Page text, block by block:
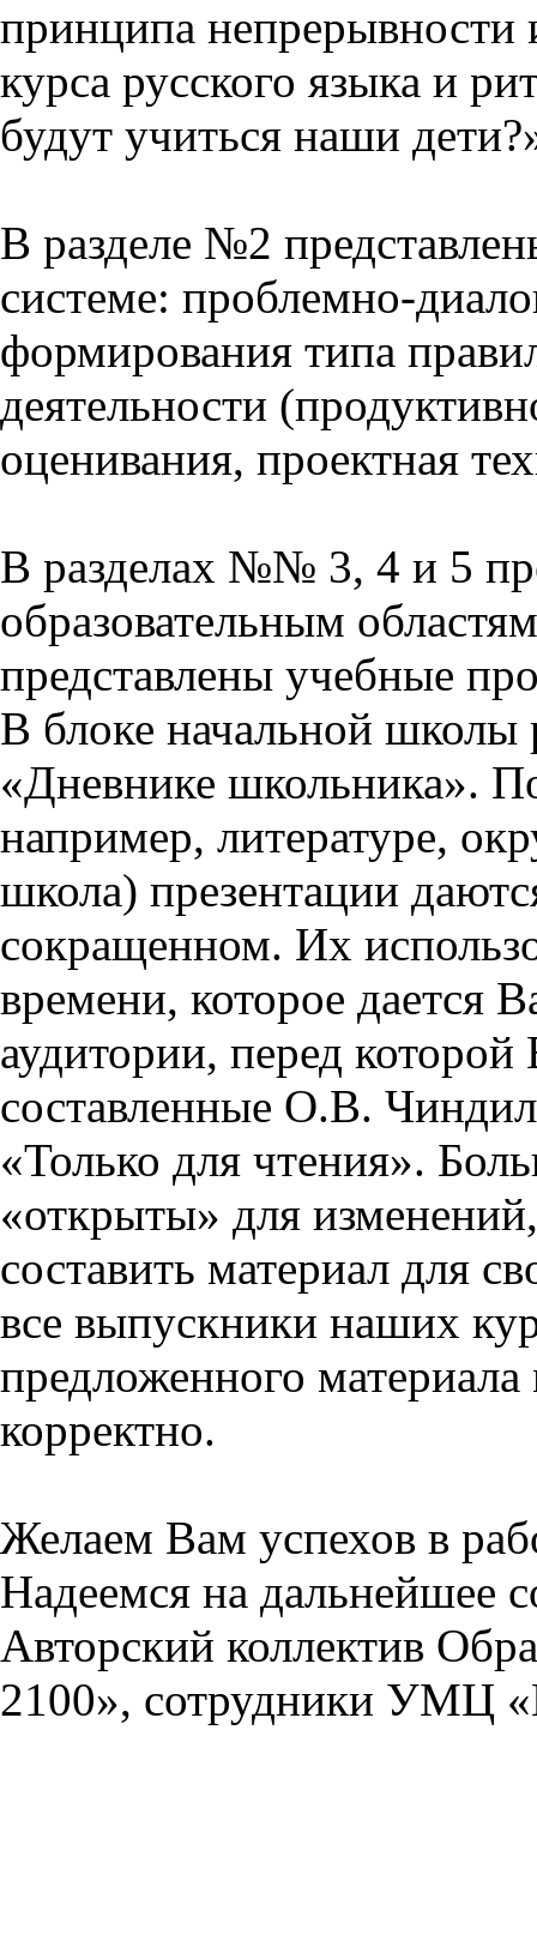
принципа непрерывности
курса русского языка и
будут учиться наши
В разделе №2
системе: проблемно-
формирования типа
деятельности
оценивания, проектная
В разделах №№ 3, 4 и 5
образовательным
представлены учебные
В блоке начальной школы
«Дневнике школьника».
например, литературе,
школа) презентации
сокращенном. Их
времени, которое дается
аудитории, перед
составленные О.В.
«Только для чтения».
«открыты» для
составить материал для
все выпускники наших
предложенного
корректно.
Желаем Вам успехов в
Надеемся на дальнейшее
Авторский коллектив
2100», сотрудники УМЦ